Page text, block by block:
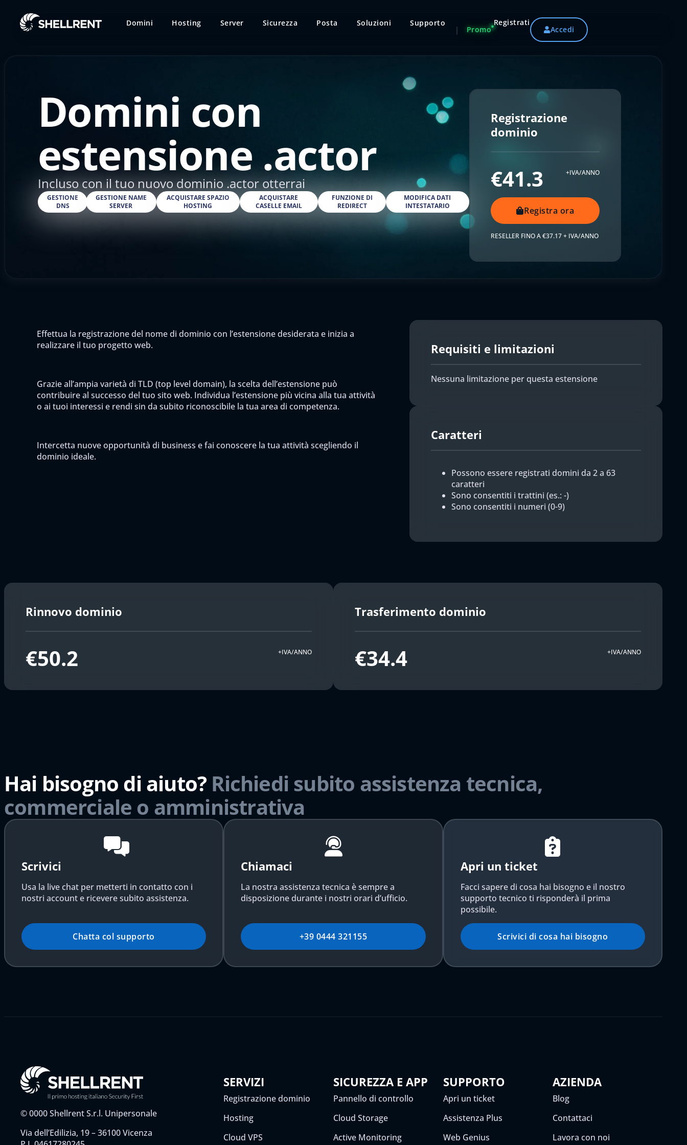
Domini Hosting Server Sicurezza Posta Soluzioni Supporto
Promo
Registrati
Accedi
Domini con
estensione .actor
Incluso con il tuo nuovo dominio .actor otterrai
GESTIONE
DNS
GESTIONE NAME
SERVER
ACQUISTARE SPAZIO
HOSTING
ACQUISTARE
CASELLE EMAIL
FUNZIONE DI
REDIRECT
MODIFICA DATI
INTESTATARIO
Registrazione
dominio
€41.3 +IVA/ANNO
Registra ora
RESELLER FINO A €37.17 + IVA/ANNO
Effettua la registrazione del nome di dominio con l’estensione desiderata e inizia a
realizzare il tuo progetto web.
Grazie all’ampia varietà di TLD (top level domain), la scelta dell’estensione può
contribuire al successo del tuo sito web. Individua l’estensione più vicina alla tua attività
o ai tuoi interessi e rendi sin da subito riconoscibile la tua area di competenza.
Intercetta nuove opportunità di business e fai conoscere la tua attività scegliendo il
dominio ideale.
Requisiti e limitazioni
Nessuna limitazione per questa estensione
Caratteri
Possono essere registrati domini da 2 a 63
caratteri
Sono consentiti i trattini (es.: -)
Sono consentiti i numeri (0-9)
Rinnovo dominio
€50.2 +IVA/ANNO
Trasferimento dominio
€34.4 +IVA/ANNO
Hai bisogno di aiuto? Richiedi subito assistenza tecnica,
commerciale o amministrativa
Scrivici
Usa la live chat per metterti in contatto con i
nostri account e ricevere subito assistenza.
Chatta col supporto
Chiamaci
La nostra assistenza tecnica è sempre a
disposizione durante i nostri orari d’ufficio.
+39 0444 321155
Apri un ticket
Facci sapere di cosa hai bisogno e il nostro
supporto tecnico ti risponderà il prima
possibile.
Scrivici di cosa hai bisogno
©0000Shellrent S.r.l. Unipersonale
Via dell’Edilizia, 19 – 36100 Vicenza
SERVIZI
Registrazione dominio
Hosting
Cloud VPS
SICUREZZA E APP
Pannello di controllo
Cloud Storage
Active Monitoring
SUPPORTO
Apri un ticket
Assistenza Plus
Web Genius
AZIENDA
Blog
Contattaci
Lavora con noi